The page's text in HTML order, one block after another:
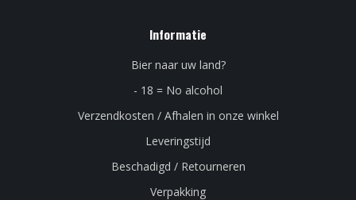
Informatie
Bier naar uw land?
- 18 = No alcohol
Verzendkosten / Afhalen in onze winkel
Leveringstijd
Beschadigd / Retourneren
Verpakking